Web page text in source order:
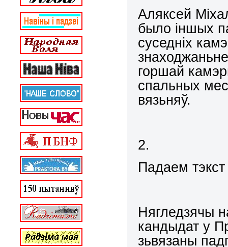
Аляксей
было іншых
суседніх
горшай
спальных
вязьняў.
2.
Падаем
Нягледзячы
кандыдат у
зьвязаны